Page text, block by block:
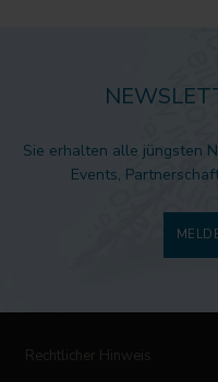
Sie erhalten alle jüngsten
Events,
Rechtlicher Hinweis